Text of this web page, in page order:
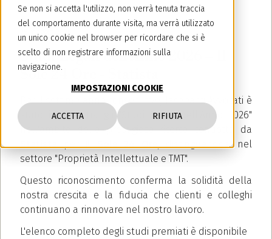
Se non si accetta l'utilizzo, non verrà tenuta traccia
del comportamento durante visita, ma verrà utilizzato
un unico cookie nel browser per ricordare che si è
scelto di non registrare informazioni sulla
navigazione.
IMPOSTAZIONI COOKIE
ACCETTA RIFIUTA
25 maggio 2026
Studi Legali dell’Anno 2026 – Il
Sole 24 Ore - Statista
Per il settimo anno consecutivo, Jacobacci Avvocati è
stato inserito tra gli "Studi Legali dell'Anno 2026"
nell'ambito della prestigiosa ricerca condotta da
, distinguendosi nel
settore "Proprietà Intellettuale e TMT".
Questo riconoscimento conferma la solidità della
nostra crescita e la fiducia che clienti e colleghi
continuano a rinnovare nel nostro lavoro.
L'elenco completo degli studi premiati è disponibile